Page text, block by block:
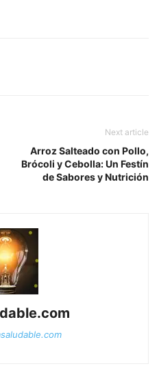
Next article
Arroz Salteado con Pollo,
Brócoli y Cebolla: Un Festín
de Sabores y Nutrición